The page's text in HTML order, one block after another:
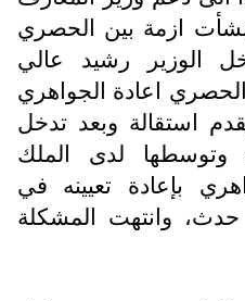
ازمة بين الحصري
الوزير رشيد عالي
اعادة الجواهري
استقالة وبعد تدخل
وتوسطها لدى الملك
بإعادة تعيينه في
حدث، وانتهت المشكلة